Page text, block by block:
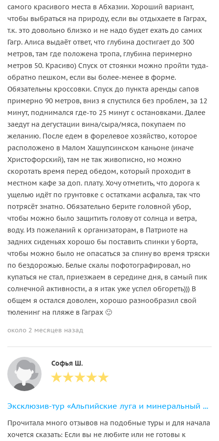
самого красивого места в Абхазии. Хороший вариант,
чтобы выбраться на природу, если вы отдыхаете в Гаграх,
т.к. это довольно близко и не надо будет ехать до самих
Гагр. Алиса выдаёт ответ, что глубина достигает до 300
метров, там где положена тропа, глубина перимерно
метров 50. Красиво) Спуск от стоянки можно пройти туда-
обратно пешком, если вы более-менее в форме.
Обязательны кроссовки. Спуск до пункта аренды сапов
примерно 90 метров, вниз я спустился без проблем, за 12
минут, поднимался где-то 25 минут с остановками. Далее
заедут на дегустации вина/сыра/мяса, покупаем по
желанию. После едем в форелевое хозяйство, которое
расположено в Малом Хашупсинском каньоне (иначе
Христофорский), там не так живописно, но можно
скоротать время перед обедом, который проходит в
местном кафе за доп. плату. Хочу отметить, что дорога к
ущелью идёт по грунтовке с остатками асфальта, так что
потрясёт знатно. Обязательно берите головной убор,
чтобы можно было защитить голову от солнца и ветра,
воду. Из пожеланий к организаторам, в Патриоте на
задних сиденьях хорошо бы поставить спинки у борта,
чтобы можно было не опасаться за спину во время тряски
по бездорожью. Белые скалы пофотографировал, но
купаться не стал, приезжаем в середине дня, в самый пик
солнечной активности, а я итак уже успел обгореть))) В
общем я остался доволен, хорошо разнообразил свой
тюленинг на пляже в Гаграх 🙂
около 2 месяцев назад
Софья Ш.
Эксклюзив-тур «Альпийские луга и минеральный источник Ауадхара»
Прочитала много отзывов на подобные туры и для начала
хочется сказать: Если вы не любите или не готовы к